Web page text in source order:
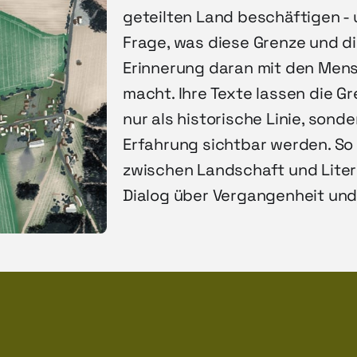
geteilten Land beschäftigen -
Frage, was diese Grenze und
Erinnerung daran mit den
macht. Ihre Texte lassen die
nur als historische Linie,
Erfahrung sichtbar werden.
zwischen Landschaft und
Dialog über Vergangenheit